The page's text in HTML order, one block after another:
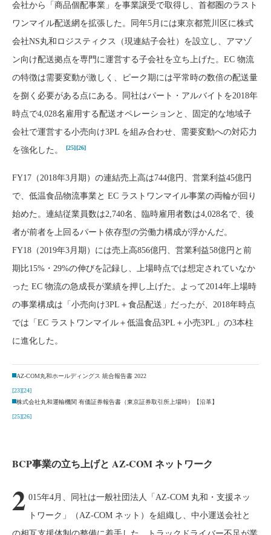
会社から「商品個配事業」を事業譲受で取得し、首都圏のラスト
ワンマイル配送網を拡張した。同年5月には東京都荒川区に株式
会社NS丸和ロジスティクス（現連結子会社）を設立し、アマゾ
ン向け配送拠点を専門に運営する子会社を立ち上げた。EC 物流
の特徴は需要変動が激しく、ピーク期には平常時の数倍の配送量
を捌く必要がある点にある。同社はパート・アルバイトを2018年
時点で4,028名雇用する配送オペレーションと、固定的な地域子
会社で運営する小売向け3PL を組み合わせ、需要変動への対応力
を強化した。
[25][26]
FY17（2018年3月期）の連結売上高は744億円、営業利益45億円
で、低温食品物流事業と EC ラストワンマイル事業の両輪が回り
始めた。連結従業員数は2,740名、臨時雇用者数は4,028名で、後
者が前者を上回るパート依存型の労働力構成が浮かんだ。
FY18（2019年3月期）には売上高856億円、営業利益58億円と前
期比15%・29%の伸びを記録し、上場時点では想定されていなか
った EC 物流の急成長が業績を押し上げた。よって2014年上場時
の事業構成は「小売向け3PL＋食品配送」だったが、2018年時点
では「EC ラストワンマイル＋低温食品3PL＋小売3PL」の3本柱
に進化した。
AZ-COM丸和ホールディングス 統合報告書 2022
[23][24]
株式会社丸和運輸機関 有価証券報告書（東京証券取引所上場時）【沿革】
[25][26]
BCP事業の立ち上げと AZ-COM ネットワーク
2 015年4月、同社は一般社団法人「AZ-COM 丸和・支援ネッ
トワーク」（AZ-COM ネット）を組織し、中小運送会社と